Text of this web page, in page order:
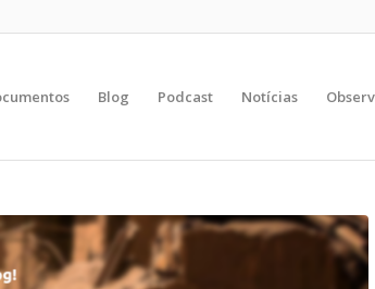
Blog Podcast Notícias